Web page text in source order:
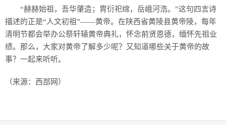
“赫赫始祖，吾华肇造；胄衍祀绵，岳峨河浩。”这句四言诗
描述的正是“人文初祖”——黄帝。在陕西省黄陵县黄帝陵，每年
清明节都会举办公祭轩辕黄帝典礼，怀念前贤恩德，缅怀先祖业
绩。那么，大家对黄帝了解多少呢？又知道哪些关于黄帝的故
事？一起来听听。
（来源：西部网）